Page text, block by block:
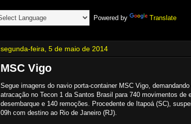
Powered by Translate
segunda-feira, 5 de maio de 2014
MSC Vigo
Segue imagens do navio porta-container MSC Vigo,
atracação no Tecon 1 da Santos Brasil para 740 movimentos de
desembarque e 140 remoções. Procedente de Itapoá (SC),
09h com destino ao Rio de Janeiro (RJ).